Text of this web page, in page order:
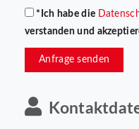
*Ich habe die
verstanden und
Anfrage senden